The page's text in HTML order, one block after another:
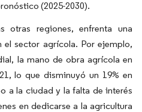
(2025-2030).
otras regiones, enfrenta una
el sector agrícola. Por ejemplo,
la mano de obra agrícola en
lo que disminuyó un 19% en
a la ciudad y la falta de interés
en dedicarse a la agricultura